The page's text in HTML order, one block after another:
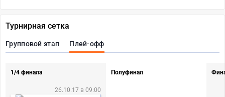
Турнирная сетка
Групповой этап Плей-офф
1/4 финала
26.10.17 в 09:00
Полуфинал